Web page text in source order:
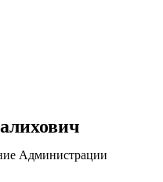
Администрации